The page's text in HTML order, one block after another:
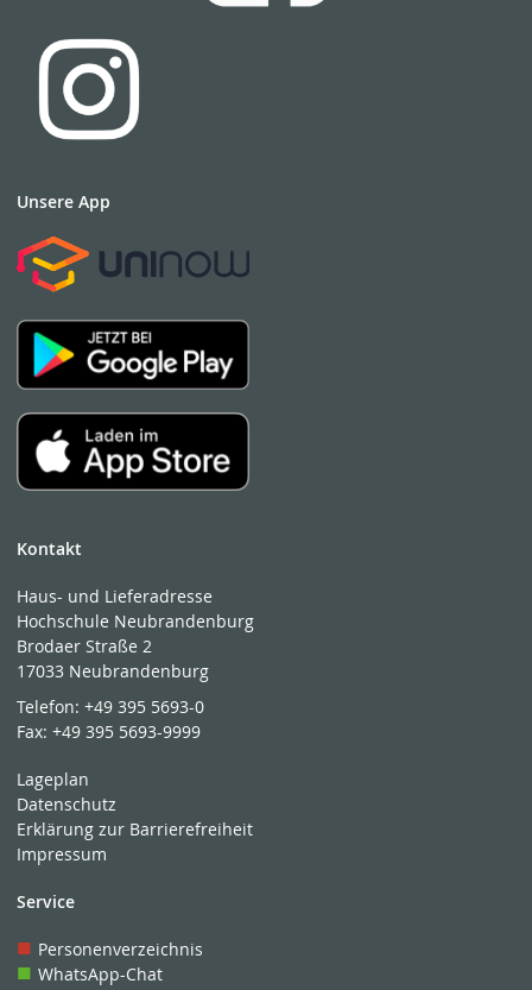
Unsere App
Kontakt
Haus- und Lieferadresse
Hochschule Neubrandenburg
Brodaer Straße 2
17033 Neubrandenburg
Telefon:+49 395 5693-0
Fax:+49 395 5693-9999
Lageplan
Datenschutz
Erklärung zur Barrierefreiheit
Impressum
Service
Personenverzeichnis
WhatsApp-Chat